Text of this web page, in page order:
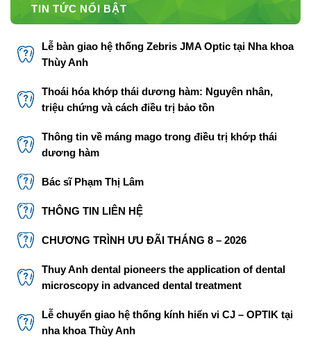
TIN TỨC NỔI BẬT
Lễ bàn giao hệ thống Zebris JMA Optic tại Nha khoa
Thùy Anh
Thoái hóa khớp thái dương hàm: Nguyên nhân,
triệu chứng và cách điều trị bảo tồn
Thông tin về máng mago trong điều trị khớp thái
dương hàm
Bác sĩ Phạm Thị Lâm
THÔNG TIN LIÊN HỆ
CHƯƠNG TRÌNH ƯU ĐÃI THÁNG 8 – 2026
Thuy Anh dental pioneers the application of dental
microscopy in advanced dental treatment
Lễ chuyển giao hệ thống kính hiển vi CJ – OPTIK tại
nha khoa Thùy Anh